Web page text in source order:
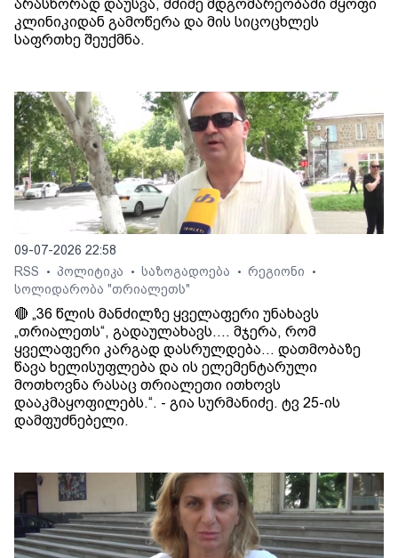
არასწორად დაუსვა, მძიმე მდგომარეობაში მყოფი
კლინიკიდან გამოწერა და მის სიცოცხლეს
საფრთხე შეუქმნა.
09-07-2026 22:58
RSS
• პოლიტიკა • საზოგადოება • რეგიონი •
სოლიდარობა "თრიალეთს"
🔴 „36 წლის მანძილზე ყველაფერი უნახავს
„თრიალეთს“, გადაულახავს.... მჯერა, რომ
ყველაფერი კარგად დასრულდება... დათმობაზე
წავა ხელისუფლება და ის ელემენტარული
მოთხოვნა რასაც თრიალეთი ითხოვს
დააკმაყოფილებს.“. - გია სურმანიძე. ტვ 25-ის
დამფუძნებელი.